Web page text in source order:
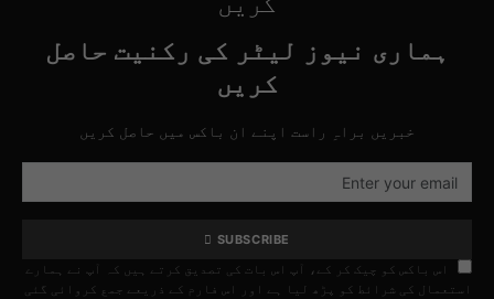
ہماری نیوز لیٹر کی رکنیت حاصل
کریں
خبریں براہِ راست اپنے ان باکس میں حاصل کریں
SUBSCRIBE
اس باکس کو چیک کر کے، آپ اس بات کی تصدیق کرتے ہیں کہ آپ نے ہمارے
استعمال کی شرائط کو پڑھ لیا ہے اور اس فارم کے ذریعے جمع کروائی گئی